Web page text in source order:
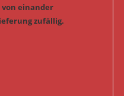
einander
zufällig.